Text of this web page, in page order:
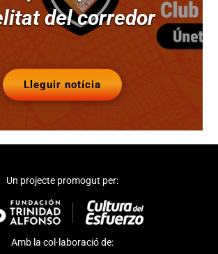
del corredor
Lleguir notícia
Un projecte promogut per:
Amb la col·laboració de: